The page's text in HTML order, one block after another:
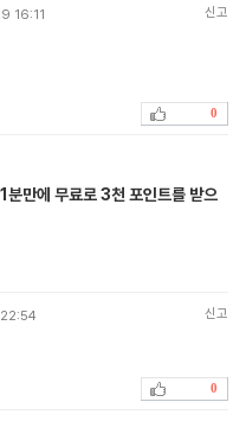
16:11 신고
0
분만에 무료로 3천 포인트를 받으
신고
0